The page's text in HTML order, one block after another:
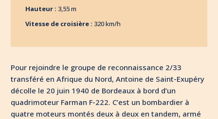
Hauteur : 3,55 m
Vitesse de croisière : 320 km/h
Pour rejoindre le groupe de reconnaissance 2/33
transféré en Afrique du Nord, Antoine de Saint-Exupéry
décolle le 20 juin 1940 de Bordeaux à bord d’un
quadrimoteur Farman F-222. C’est un bombardier à
quatre moteurs montés deux à deux en tandem, armé